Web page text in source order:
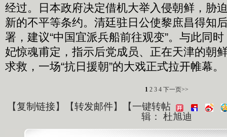
经过。日本政府决定借机大举入侵朝鲜，胁
新的不平等条约。清廷驻日公使黎庶昌得知
署，建议“中国宜派兵船前往观变”。与此同
妃惊魂甫定，指示后党成员、正在天津的朝
求救，一场“抗日援朝”的大戏正式拉开帷幕。
1 2 3 4 下一页>>
【复制链接】【转发邮件】
【一键转帖
辑： 杜旭迪